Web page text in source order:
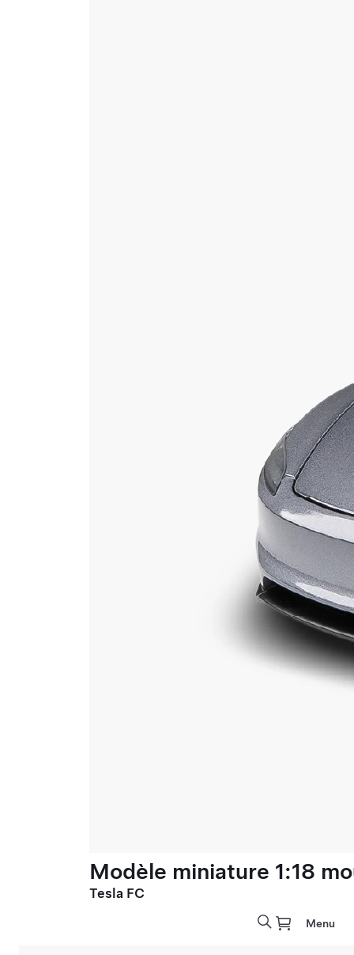
Modèle miniature 1:18
Tesla FC
Menu